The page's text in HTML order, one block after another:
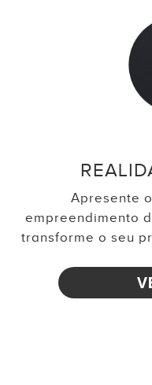
Apresente
empreendimento
transforme o seu